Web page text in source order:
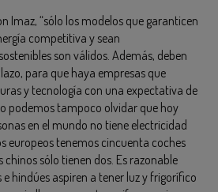
Imaz, “sólo los modelos que garanticen
competitiva y sean
son válidos. Además, deben
para que haya empresas que
y tecnología con una expectativa de
podemos tampoco olvidar que hoy
en el mundo no tiene electricidad
europeos tenemos cincuenta coches
sólo tienen dos. Es razonable
hindúes aspiren a tener luz y frigorífico